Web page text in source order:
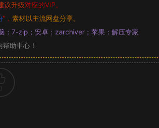
议升级对应的VIP。
”， 素材以主流网盘分享。
：7-zip；安卓：zarchiver；苹果：解压专家
助中心！